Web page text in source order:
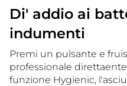
Di' addio ai
indumenti
Premi un pulsante e
professionale direttaente
funzione Hygienic,